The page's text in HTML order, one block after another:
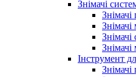
Знімачі
Знімачі
Знімачі
Знімачі
Інструмент
Знімачі